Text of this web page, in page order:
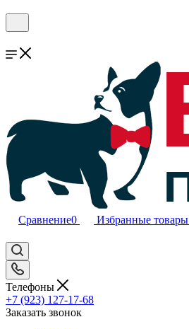
Сравнение0 Избранные товары
Телефоны
+7 (923) 127-17-68
Заказать звонок